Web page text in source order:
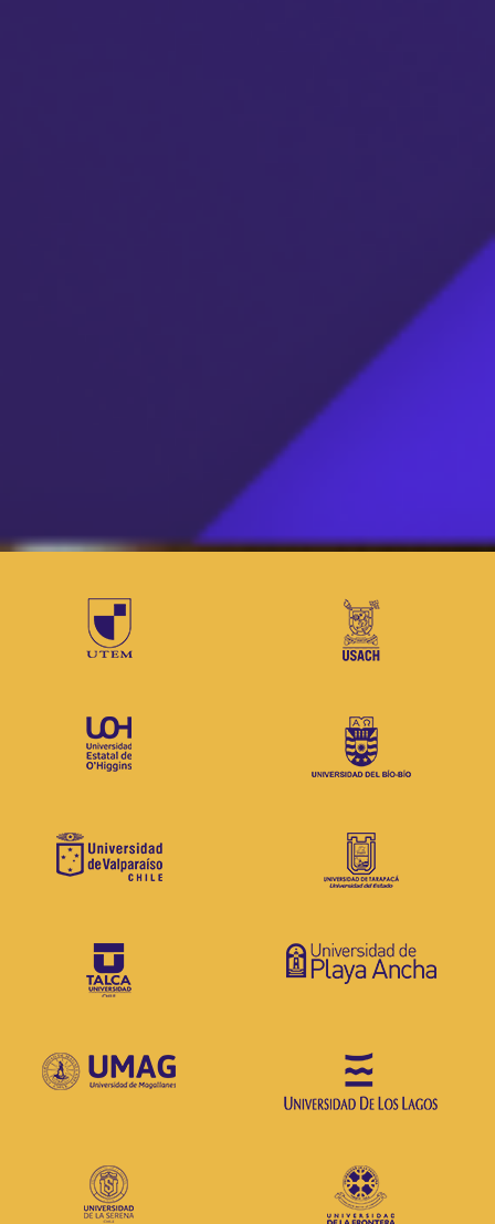
Consorcio de Universidades del
Estado de Chile
Somos un sistema compuesto por
las 18 universidades estatales.
Estamos comprometidas con la
desarrollo humano, social,
económico, científico y tecnológico
coordinado.